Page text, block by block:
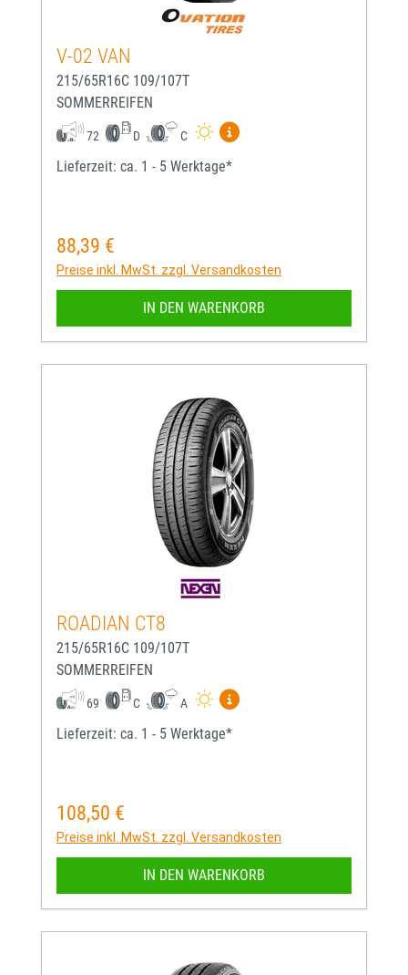
V-02 VAN
215/65R16C 109/107T
SOMMERREIFEN
72 D C
Mehr Informationen zum
Lieferzeit: ca. 1 - 5 Werktage*
Regulärer Preis:
88,39 €
Preise inkl. MwSt. zzgl. Versandkosten
IN DEN WARENKORB
ROADIAN CT8
215/65R16C 109/107T
SOMMERREIFEN
69 C A
Mehr Informationen zum
Lieferzeit: ca. 1 - 5 Werktage*
Regulärer Preis:
108,50 €
Preise inkl. MwSt. zzgl. Versandkosten
IN DEN WARENKORB